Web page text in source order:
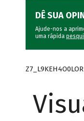
DÊ SUA
Ajude-nos a
uma rápida